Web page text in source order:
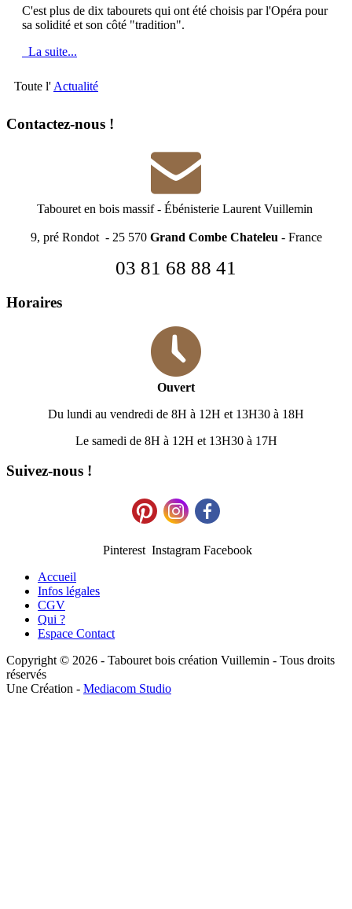
C'est plus de dix tabourets qui ont été choisis par l'Opéra pour
sa solidité et son côté "tradition".
La suite...
Toute l' Actualité
Contactez-nous !
Tabouret en bois massif- Ébénisterie Laurent Vuillemin
9, pré Rondot - 25 570 Grand Combe Chateleu - France
03 81 68 88 41
Horaires
Ouvert
Du lundi au vendredi de 8H à 12H et 13H30 à 18H
Le samedi de 8H à 12H et 13H30 à 17H
Suivez-nous !
Pinterest Instagram Facebook
Accueil
Infos légales
CGV
Qui ?
Espace Contact
Copyright © 2026 - Tabouret bois création Vuillemin - Tous droits
réservés
Une Création - Mediacom Studio